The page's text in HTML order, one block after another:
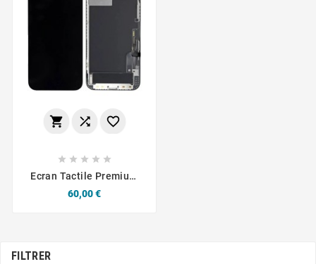
  
    
Ecran Tactile Premium
Apple IPhone 12 Pro Max
Prix
60,00 €
FILTRER